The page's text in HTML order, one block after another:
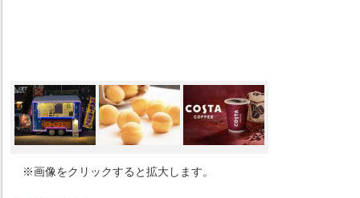
※画像をクリックすると拡大します。